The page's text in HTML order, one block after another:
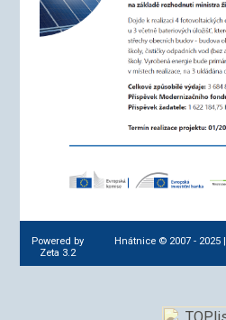
Powered by
Zeta 3.2
Hnátnice © 2007 - 2025 |